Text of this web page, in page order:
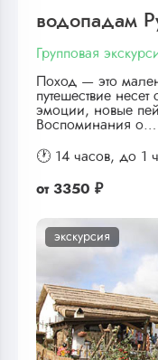
водопадам
Групповая
Поход — это
путешествие
эмоции, новые
Воспоминания о…
🕐 14 часов, до 1
от 3350 ₽
экскурсия